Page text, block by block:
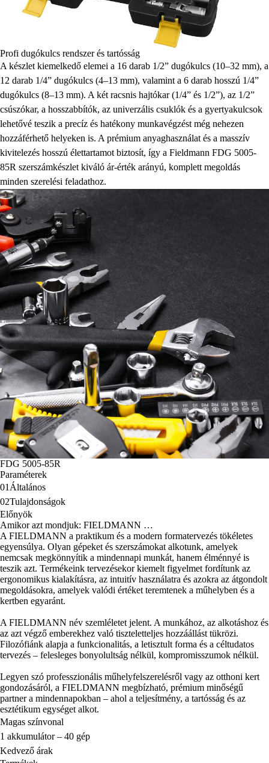
Profi dugókulcs rendszer és tartósság
A készlet kiemelkedő elemei a 16 darab 1/2” dugókulcs (10–32 mm), a
12 darab 1/4” dugókulcs (4–13 mm), valamint a 6 darab hosszú 1/4”
dugókulcs (8–13 mm). A két racsnis hajtókar (1/4” és 1/2”), az 1/2”
csúszókar, a hosszabbítók, az univerzális csuklók és a gyertyakulcsok
lehetővé teszik a precíz és hatékony munkavégzést még nehezen
hozzáférhető helyeken is. A prémium anyaghasználat és a masszív
kivitelezés hosszú élettartamot biztosít, így a Fieldmann FDG 5005-
85R szerszámkészlet kiváló ár-érték arányú, komplett megoldás
minden szerelési feladathoz.
FDG 5005-85R
Paraméterek
01 Általános
02Tulajdonságok
Előnyök
Amikor azt mondjuk: FIELDMANN …
A FIELDMANN a praktikum és a modern formatervezés tökéletes
egyensúlya. Olyan gépeket és szerszámokat alkotunk, amelyek
nemcsak megkönnyítik a mindennapi munkát, hanem élménnyé is
teszik azt. Termékeink tervezésekor kiemelt figyelmet fordítunk az
ergonomikus kialakításra, az intuitív használatra és azokra az átgondolt
megoldásokra, amelyek valódi értéket teremtenek a műhelyben és a
kertben egyaránt.
A FIELDMANN név szemléletet jelent. A munkához, az alkotáshoz és
az azt végző emberekhez való tiszteletteljes hozzáállást tükrözi.
Filozófiánk alapja a funkcionalitás, a letisztult forma és a céltudatos
tervezés – felesleges bonyolultság nélkül, kompromisszumok nélkül.
Legyen szó professzionális műhelyfelszerelésről vagy az otthoni kert
gondozásáról, a FIELDMANN megbízható, prémium minőségű
partner a mindennapokban – ahol a teljesítmény, a tartósság és az
esztétikum egységet alkot.
Magas színvonal
1 akkumulátor – 40 gép
Kedvező árak